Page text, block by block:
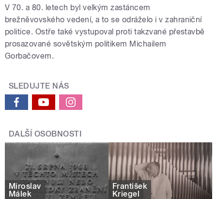
V 70. a 80. letech byl velkým zastáncem
brežněvovského vedení, a to se odráželo i v zahraniční
politice. Ostře také vystupoval proti takzvané přestavbě
prosazované sovětským politikem Michailem
Gorbačovem.
SLEDUJTE NÁS
DALŠÍ OSOBNOSTI
Miroslav
Málek
František
Kriegel